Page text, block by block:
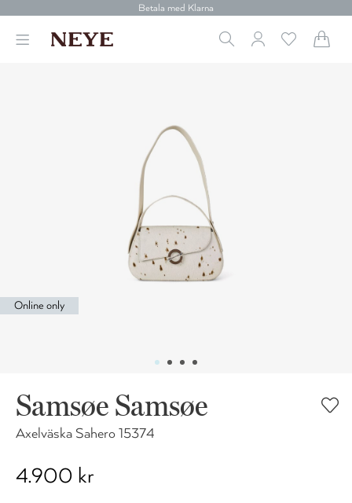
Betala med Klarna
Gratis frakt över 699 kr.
Online only
Samsøe Samsøe
Axelväska Sahero 15374
4.900 kr